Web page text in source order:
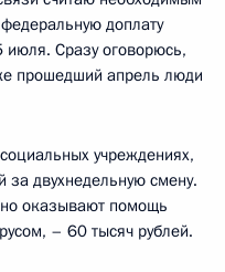
доплату
Сразу оговорюсь,
прошедший апрель люди
учреждениях,
за двухнедельную смену.
оказывают помощь
– 60 тысяч рублей.